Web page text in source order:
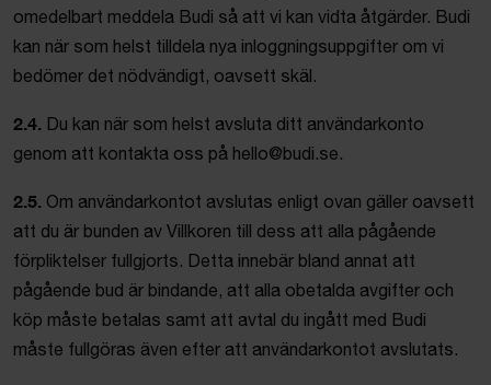
omedelbart meddela Budi så att vi kan vidta åtgärder. Budi
kan när som helst tilldela nya inloggningsuppgifter om vi
bedömer det nödvändigt, oavsett skäl.
2.4. Du kan när som helst avsluta ditt användarkonto
genom att kontakta oss på hello@budi.se.
2.5. Om användarkontot avslutas enligt ovan gäller oavsett
att du är bunden av Villkoren till dess att alla pågående
förpliktelser fullgjorts. Detta innebär bland annat att
pågående bud är bindande, att alla obetalda avgifter och
köp måste betalas samt att avtal du ingått med Budi
måste fullgöras även efter att användarkontot avslutats.